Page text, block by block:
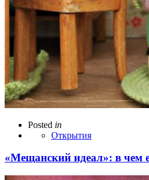
Posted in
Открытия
«Мещанский идеал»: в чем